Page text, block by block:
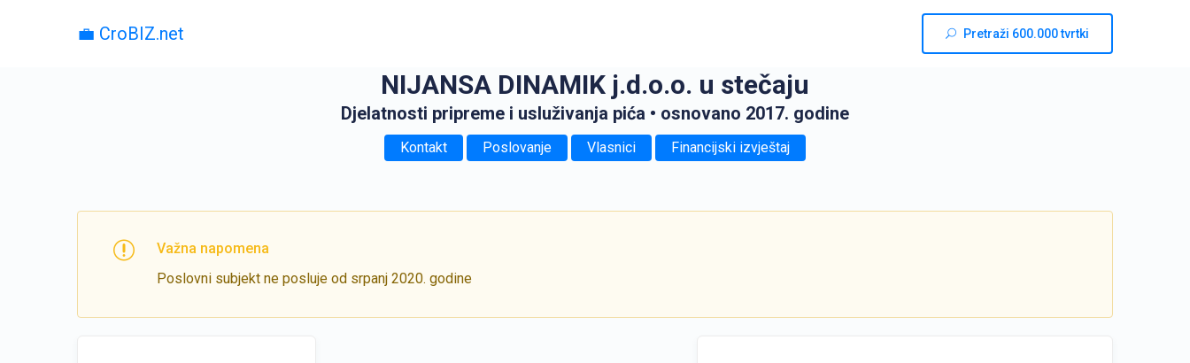
💼 CroBIZ.net Pretraži 600.000 tvrtki
NIJANSA DINAMIK j.d.o.o. u stečaju
Djelatnosti pripreme i usluživanja pića • osnovano 2017. godine
Kontakt Poslovanje Vlasnici Financijski izvještaj
Važna napomena
Poslovni subjekt ne posluje od srpanj 2020. godine